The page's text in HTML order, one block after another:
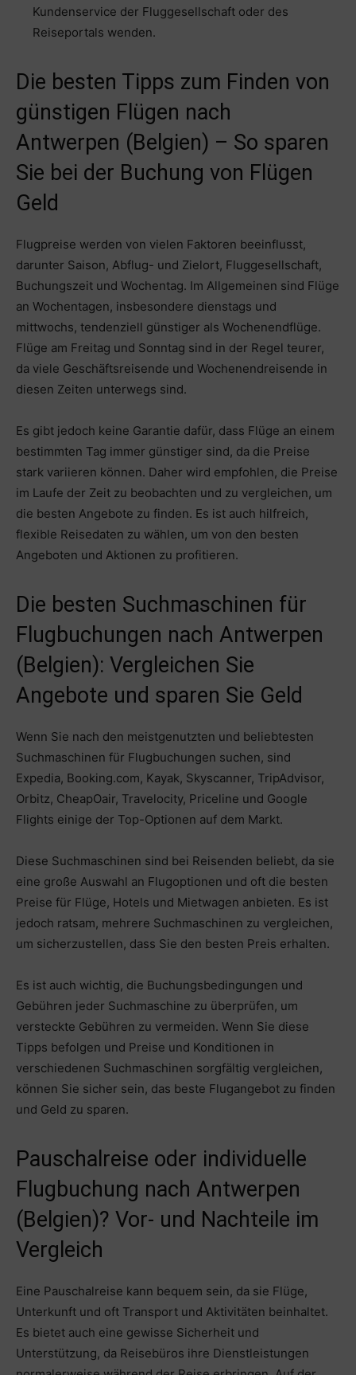
Kundenservice der Fluggesellschaft oder des
Reiseportals wenden.
Die besten Tipps zum Finden von
günstigen Flügen nach
Antwerpen (Belgien) – So sparen
Sie bei der Buchung von Flügen
Geld
Flugpreise werden von vielen Faktoren beeinflusst,
darunter Saison, Abflug- und Zielort, Fluggesellschaft,
Buchungszeit und Wochentag. Im Allgemeinen sind Flüge
an Wochentagen, insbesondere dienstags und
mittwochs, tendenziell günstiger als Wochenendflüge.
Flüge am Freitag und Sonntag sind in der Regel teurer,
da viele Geschäftsreisende und Wochenendreisende in
diesen Zeiten unterwegs sind.
Es gibt jedoch keine Garantie dafür, dass Flüge an einem
bestimmten Tag immer günstiger sind, da die Preise
stark variieren können. Daher wird empfohlen, die Preise
im Laufe der Zeit zu beobachten und zu vergleichen, um
die besten Angebote zu finden. Es ist auch hilfreich,
flexible Reisedaten zu wählen, um von den besten
Angeboten und Aktionen zu profitieren.
Die besten Suchmaschinen für
Flugbuchungen nach Antwerpen
(Belgien): Vergleichen Sie
Angebote und sparen Sie Geld
Wenn Sie nach den meistgenutzten und beliebtesten
Suchmaschinen für Flugbuchungen suchen, sind
Expedia, Booking.com, Kayak, Skyscanner, TripAdvisor,
Orbitz, CheapOair, Travelocity, Priceline und Google
Flights einige der Top-Optionen auf dem Markt.
Diese Suchmaschinen sind bei Reisenden beliebt, da sie
eine große Auswahl an Flugoptionen und oft die besten
Preise für Flüge, Hotels und Mietwagen anbieten. Es ist
jedoch ratsam, mehrere Suchmaschinen zu vergleichen,
um sicherzustellen, dass Sie den besten Preis erhalten.
Es ist auch wichtig, die Buchungsbedingungen und
Gebühren jeder Suchmaschine zu überprüfen, um
versteckte Gebühren zu vermeiden. Wenn Sie diese
Tipps befolgen und Preise und Konditionen in
verschiedenen Suchmaschinen sorgfältig vergleichen,
können Sie sicher sein, das beste Flugangebot zu finden
und Geld zu sparen.
Pauschalreise oder individuelle
Flugbuchung nach Antwerpen
(Belgien)? Vor- und Nachteile im
Vergleich
Eine Pauschalreise kann bequem sein, da sie Flüge,
Unterkunft und oft Transport und Aktivitäten beinhaltet.
Es bietet auch eine gewisse Sicherheit und
Unterstützung, da Reisebüros ihre Dienstleistungen